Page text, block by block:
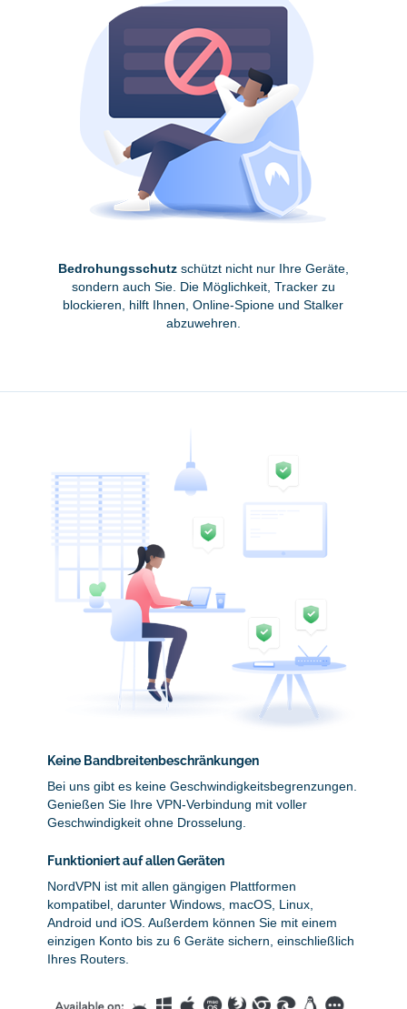
Bedrohungsschutzschützt nicht nur Ihre Geräte,
sondern auch Sie. Die Möglichkeit, Tracker zu
blockieren, hilft Ihnen, Online-Spione und Stalker
abzuwehren.
Keine Bandbreitenbeschränkungen
Bei uns gibt es keine Geschwindigkeitsbegrenzungen.
Genießen Sie Ihre VPN-Verbindung mit voller
Geschwindigkeit ohne Drosselung.
Funktioniert auf allen Geräten
NordVPN ist mit allen gängigen Plattformen
kompatibel, darunter Windows, macOS, Linux,
Android und iOS. Außerdem können Sie mit einem
einzigen Konto bis zu 6 Geräte sichern, einschließlich
Ihres Routers.